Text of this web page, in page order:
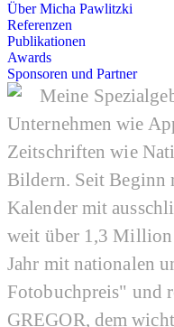
Über Micha Pawlitzki
Referenzen
Publikationen
Awards
Sponsoren und Partner
Meine
Unternehmen wie
Zeitschriften wie
Bildern. Seit Beginn
Kalender mit
weit über 1,3 Million
Jahr mit nationalen
Fotobuchpreis" und
GREGOR, dem